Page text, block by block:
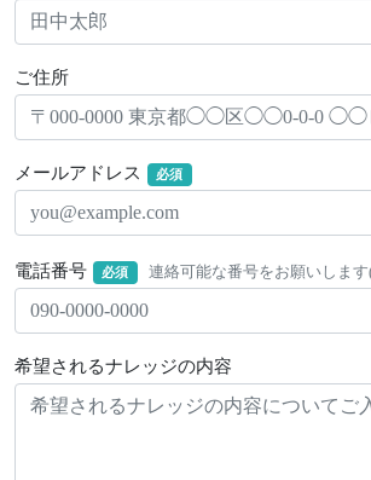
ご住所
メールアドレス 必須
電話番号 必須 連絡可能な番号をお願いしま
希望されるナレッジの内容